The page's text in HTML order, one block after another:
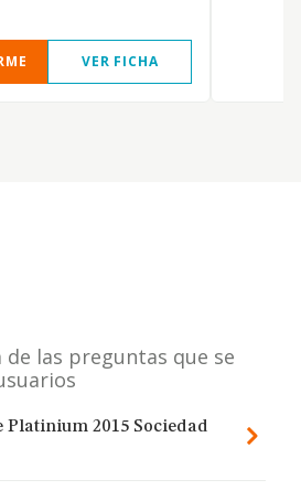
VER FICHA
de las preguntas que se
Platinium 2015 Sociedad